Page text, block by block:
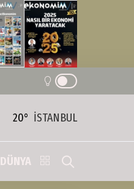
20° İSTANBUL
DÜNYA